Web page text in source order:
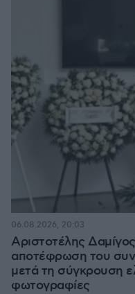
Αριστοτέλης
αποτέφρωση του
μετά τη σύγκρουση
φωτογραφίες
06.08.2026, 20:03